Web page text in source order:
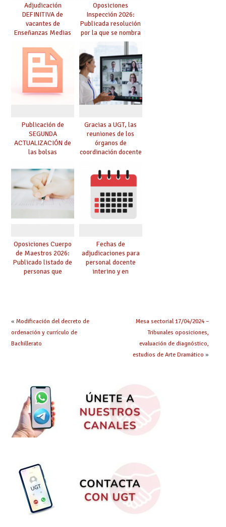
Adjudicación
DEFINITIVA de
vacantes de
Enseñanzas Medias
Oposiciones
Inspección 2026:
Publicada resolución
por la que se nombra
funcionarios/as en
prácticas, se regulan
dichas prácticas y se
convoca acto público
de adjudicación
Publicación de
SEGUNDA
ACTUALIZACIÓN de
las bolsas
Cuerpo de Maestros
de especialidades
convocadas a
oposición
Gracias a UGT, las
reuniones de los
órganos de
coordinación docente
de manera
telemática, sin exigir
presencialidad en el
centro
Oposiciones Cuerpo
de Maestros 2026:
Publicado listado de
personas que
Fechas de
adjudicaciones para
personal docente
interino y en
« Modificación del decreto de
ordenación y currículo de
Bachillerato
Mesa sectorial 17/04/2024 –
Tribunales oposiciones,
evaluación de diagnóstico,
estudios de Arte Dramático »